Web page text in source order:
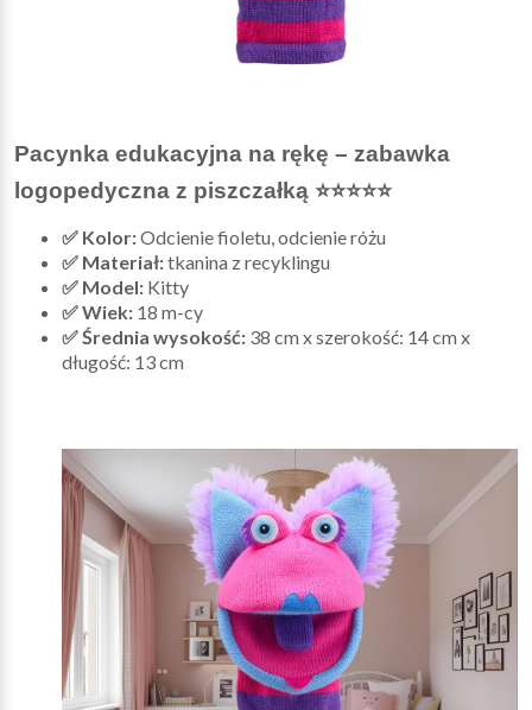
Pacynka edukacyjna na rękę – zabawka
logopedyczna z piszczałką ⭐⭐⭐⭐⭐
✅ Kolor:Odcienie fioletu, odcienie różu
✅ Materiał:tkanina z recyklingu
✅ Model: Kitty
✅ Wiek: 18 m-cy
✅ Średnia wysokość: 38 cm x szerokość: 14 cm x
długość: 13 cm